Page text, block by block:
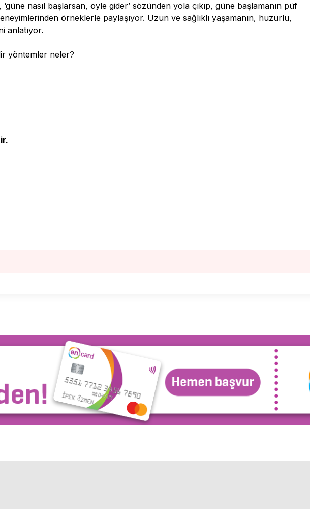
nasıl başlarsan, öyle gider’ sözünden yola çıkıp, güne başlamanın püf
örneklerle paylaşıyor. Uzun ve sağlıklı yaşamanın, huzurlu,
anlatıyor.
yöntemler neler?